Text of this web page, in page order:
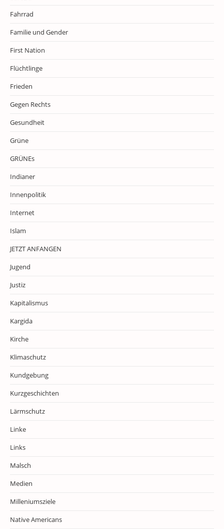
Fahrrad
Familie und Gender
First Nation
Flüchtlinge
Frieden
Gegen Rechts
Gesundheit
Grüne
GRÜNEs
Indianer
Innenpolitik
Internet
Islam
JETZT ANFANGEN
Jugend
Justiz
Kapitalismus
Kargida
Kirche
Klimaschutz
Kundgebung
Kurzgeschichten
Lärmschutz
Linke
Links
Malsch
Medien
Milleniumsziele
Native Americans